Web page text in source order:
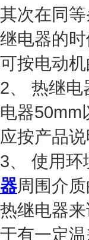
其次在同
继电器的
可按电动
2、 热继
电器50mm
应按产品
3、 使用
器周围介
热继电器
于有一定